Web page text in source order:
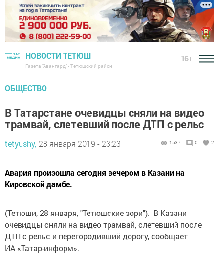
НОВОСТИ ТЕТЮШ
Газета "Авангард" - Тетюшский район
16+
ОБЩЕСТВО
В Татарстане очевидцы сняли на видео
трамвай, слетевший после ДТП с рельс
tetyushy, 28 января 2019 - 23:23 1537 0 2
Авария произошла сегодня вечером в Казани на
Кировской дамбе.
(Тетюши, 28 января, "Тетюшские зори"). В Казани
очевидцы сняли на видео трамвай, слетевший после
ДТП с рельс и перегородивший дорогу, сообщает
ИА «Татар-информ».